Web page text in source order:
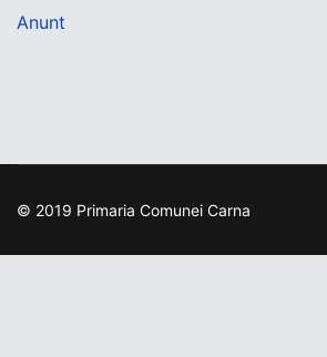
Anunt
© 2019 Primaria Comunei Carna